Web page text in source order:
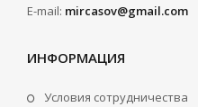
E-mail: mircasov@gmail.com
ИНФОРМАЦИЯ
Условия сотрудничества